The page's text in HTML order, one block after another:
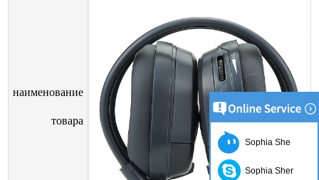
наименование
товара
Sophia She
Sophia Sher